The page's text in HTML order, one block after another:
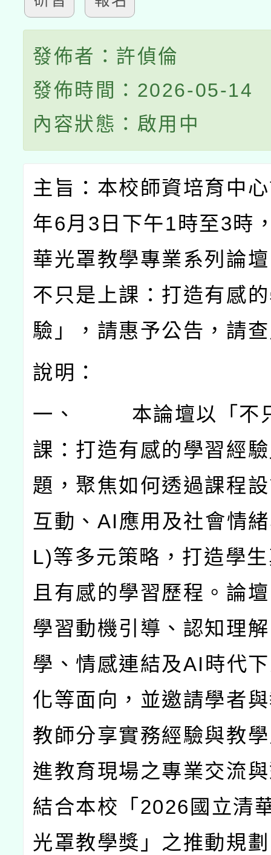
發佈者：許偵倫
發佈時間：2026-05-14
內容狀態：啟用中
主旨：本校師資培育中
年6月 3 日下午1 時至3時
華光罩教學專業系列論
不只是上課：打造有感
驗」，請惠予公告，請
說明：
一、
本論壇以「不
課：打造有感的學習經
題，聚焦如何透過課程
互動、 AI應用及社會情
L)等多元策略，打造學
且有感的學習歷程。論
學習動機引導、認知理
學、情感連結及AI 時代
化等面向，並邀請學者
教師分享實務經驗與教
進教育現場之專業交流
結合本校「 2026 國立清
光罩教學獎」之推動規